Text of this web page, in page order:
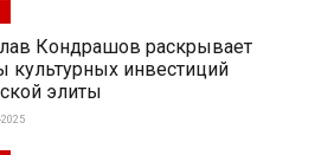
Кондрашов раскрывает
культурных инвестиций
элиты
2025